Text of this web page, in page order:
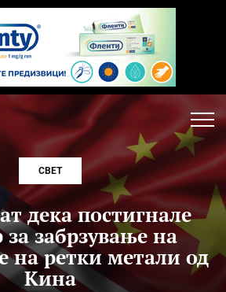
СВЕТ
дека постигнале
за забрзување на
на ретки метали од
Кина